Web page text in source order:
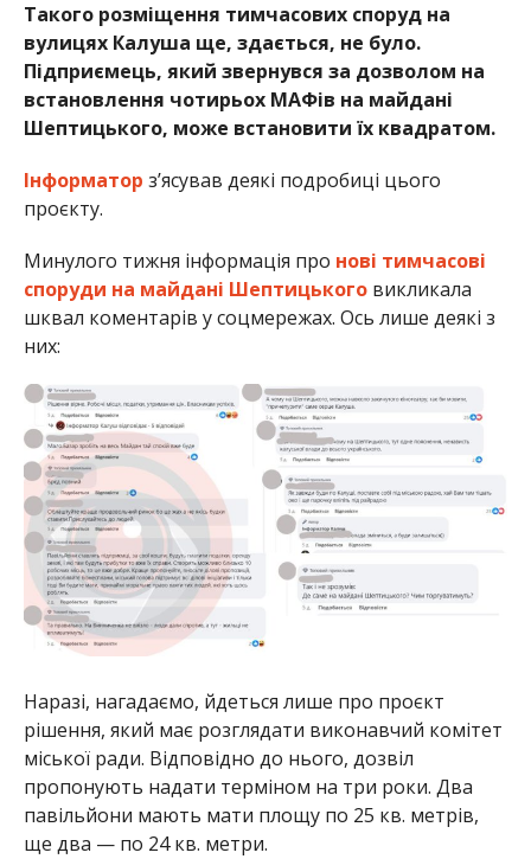
Такого розміщення тимчасових споруд на
вулицях Калуша ще, здається, не було.
Підприємець, який звернувся за дозволом на
встановлення чотирьох МАФів на майдані
Шептицького, може встановити їх квадратом.
Інформатор з’ясував деякі подробиці цього
проєкту.
Минулого тижня інформація про нові тимчасові
споруди на майдані Шептицькоговикликала
шквал коментарів у соцмережах. Ось лише деякі з
них:
Наразі, нагадаємо, йдеться лише про проєкт
рішення, який має розглядати виконавчий комітет
міської ради. Відповідно до нього, дозвіл
пропонують надати терміном на три роки. Два
павільйони мають мати площу по 25 кв. метрів,
ще два — по 24 кв. метри.